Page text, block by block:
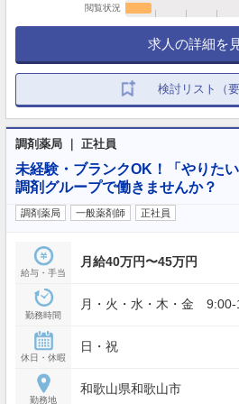
閲覧状況
求人の詳細を
検討リスト（
調剤薬局 ｜ 正社員
未経験・ブランクOK！「やりた
調剤グループで働きませんか？
調剤薬局 一般薬剤師 正社員
給与・手当
月給40万円〜45万円
勤務時間
月・火・水・木・金
休日・休暇
日・祝
勤務地
和歌山県和歌山市